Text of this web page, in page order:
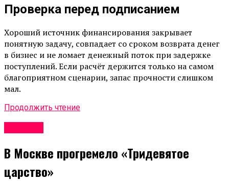
Проверка перед подписанием
Хороший источник финансирования закрывает
понятную задачу, совпадает со сроком возврата денег
в бизнес и не ломает денежный поток при задержке
поступлений. Если расчёт держится только на самом
благоприятном сценарии, запас прочности слишком
мал.
Продолжить чтение
В Москве прогремело «Тридевятое
царство»